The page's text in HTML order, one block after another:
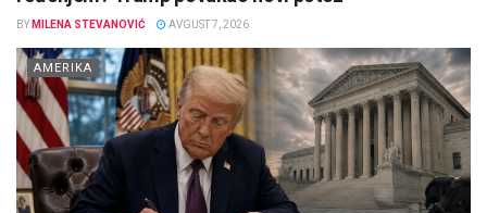
BY MILENA STEVANOVIĆ AVGUST 7, 2026
AMERIKA